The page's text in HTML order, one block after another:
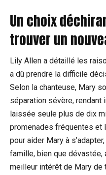
Un choix
trouver un
Lily Allen a détaillé les
a dû prendre la difficile
Selon la chanteuse, Mary
séparation sévère, rendant
laissée seule plus de dix
promenades fréquentes et
pour aider Mary à
famille, bien que dévastée,
meilleur intérêt de Mary de